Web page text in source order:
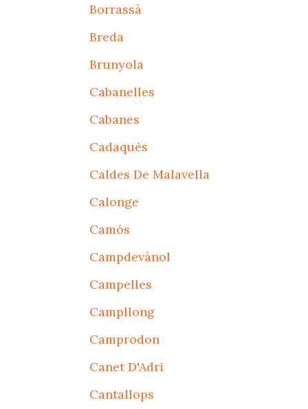
Borrassà
Breda
Brunyola
Cabanelles
Cabanes
Cadaqués
Caldes De Malavella
Calonge
Camós
Campdevànol
Campelles
Campllong
Camprodon
Canet D'Adri
Cantallops